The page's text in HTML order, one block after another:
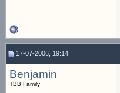
17-07-2006, 19:14
Benjamin
TBB Family